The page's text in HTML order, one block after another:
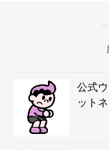
公式
ット